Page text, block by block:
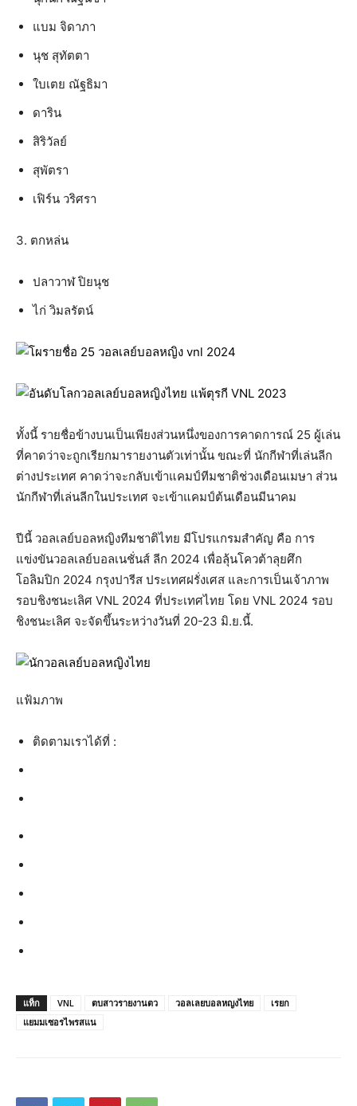
แบม จิดาภา
นุช สุทัตตา
ใบเตย ณัฐธิมา
ดาริน
สิริวัลย์
สุพัตรา
เฟิร์น วริศรา
3. ตกหล่น
ปลาวาฬ ปิยนุช
ไก่ วิมลรัตน์
ทั้งนี้ รายชื่อข้างบนเป็นเพียงส่วนหนึ่งของการคาดการณ์ 25 ผู้เล่น
ที่คาดว่าจะถูกเรียกมารายงานตัวเท่านั้น ขณะที่ นักกีฬาที่เล่นลีก
ต่างประเทศ คาดว่าจะกลับเข้าแคมป์ทีมชาติช่วงเดือนเมษา ส่วน
นักกีฬาที่เล่นลีกในประเทศ จะเข้าแคมป์ต้นเดือนมีนาคม
ปีนี้ วอลเลย์บอลหญิงทีมชาติไทย มีโปรแกรมสำคัญ คือ การ
แข่งขันวอลเลย์บอลเนชั่นส์ ลีก 2024 เพื่อลุ้นโควต้าลุยศึก
โอลิมปิก 2024 กรุงปารีส ประเทศฝรั่งเศส และการเป็นเจ้าภาพ
รอบชิงชนะเลิศ VNL 2024 ที่ประเทศไทย โดย VNL 2024 รอบ
ชิงชนะเลิศ จะจัดขึ้นระหว่างวันที่ 20-23 มิ.ย.นี้.
แฟ้มภาพ
ติดตามเราได้ที่ :
แท็ก VNL ตบสาวรายงานตว วอลเลยบอลหญงไทย
เรยก
แยมมเซอรไพรสแน